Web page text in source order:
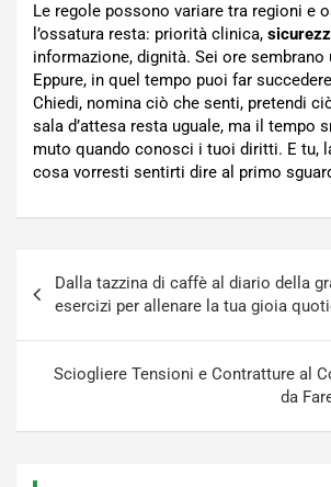
Le regole possono variare tra regioni e
l’ossatura resta: priorità clinica,
informazione, dignità. Sei ore sembrano
Eppure, in quel tempo puoi far
Chiedi, nomina ciò che senti, pretendi
sala d’attesa resta uguale, ma il tempo
muto quando conosci i tuoi diritti. E tu,
cosa vorresti sentirti dire al primo
articoli
Dalla tazzina di caffè al diario della
esercizi per allenare la tua gioia
Sciogliere Tensioni e Contratture al
da